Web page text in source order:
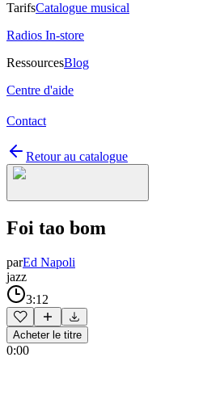
TarifsCatalogue musical
Radios In-store
RessourcesBlog
Centre d'aide
Contact
Retour au catalogue
Foi tao bom
parEd Napoli
jazz
3:12
Acheter le titre
0:00